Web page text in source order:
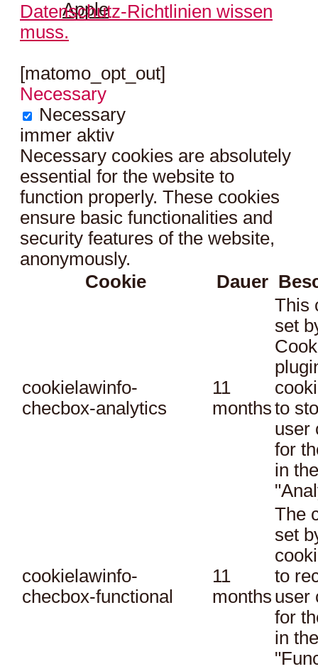
Apple
Datenschutz-Richtlinien wissen
muss.
[matomo_opt_out]
Necessary
Necessary
immer aktiv
Necessary cookies are absolutely
essential for the website to
function properly. These cookies
ensure basic functionalities and
security features of the website,
anonymously.
Cookie
Dauer
cookielawinfo-
checbox-analytics
11
months
This
set
to
user
for
in
cookielawinfo-
checbox-functional
11
months
The
set
to
user
for
in